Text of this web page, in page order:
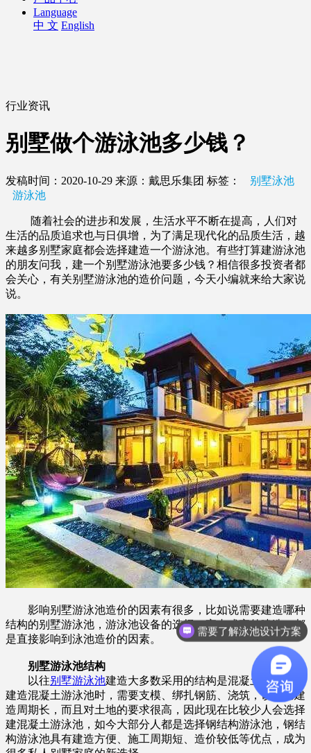
Language
中 文 English
行业资讯
别墅做个游泳池多少钱？
发稿时间：2020-10-29 来源：戴思乐集团 标签：
别墅泳池
游泳池
随着社会的进步和发展，生活水平不断在提高，人们对
生活的品质追求也与日俱增，为了满足现代化的品质生活，越
来越多别墅家庭都会选择建造一个游泳池。有些打算建游泳池
的朋友问我，建一个别墅游泳池要多少钱？相信很多投资者都
会关心，有关别墅游泳池的造价问题，今天小编就来给大家说
说。
影响别墅游泳池造价的因素有很多，比如说需要建造哪种
结构的别墅游泳池，游泳池设备的选择、室内或室外建造，都
是直接影响到泳池造价的因素。
别墅游泳池结构
以往别墅游泳池建造大多数采用的结构是混凝土游泳池，
建造混凝土游泳池时，需要支模、绑扎钢筋、浇筑，该工艺建
造周期长，而且对土地的要求很高，因此现在比较少人会选择
建混凝土游泳池，如今大部分人都是选择钢结构游泳池，钢结
构游泳池具有建造方便、施工周期短、造价较低等优点，成为
需要了解泳池设计方案
想了解游泳池设备？